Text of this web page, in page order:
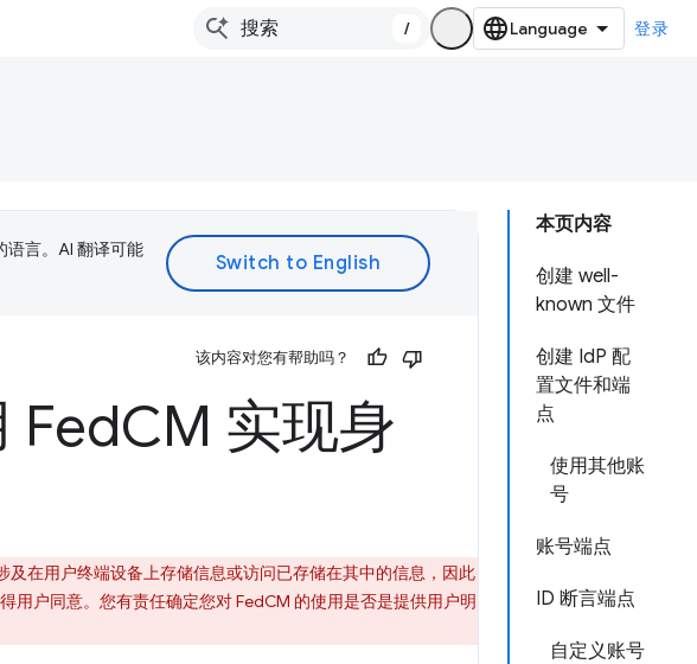
/ 登录
本页内容
创建 well-
known 文件
创建 IdP 配
置文件和端
点
使用其他账
号
账号端点
ID 断言端点
自定义账号
语言。AI 翻译可能
该内容对您有帮助吗？
FedCM 实现身
及在用户终端设备上存储信息或访问已存储在其中的信息，因此
用户同意。您有责任确定您对 FedCM 的使用是否是提供用户明